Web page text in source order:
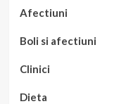
Afectiuni
Boli si afectiuni
Clinici
Dieta